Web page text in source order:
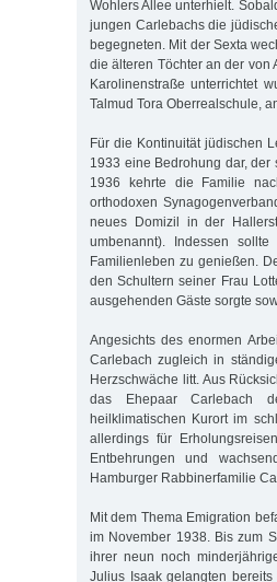
Wohlers Allee unterhielt.
jungen Carlebachs die
begegneten. Mit der Sexta
die älteren Töchter an der von
Karolinenstraße unterrichtet
Talmud Tora Oberrealschule,
Für die Kontinuität jüdischen
1933 eine Bedrohung dar, der
1936 kehrte die Familie
orthodoxen
neues Domizil in der
umbenannt). Indessen
Familienleben zu genießen.
den Schultern seiner Frau
ausgehenden Gäste sorgte
Angesichts des enormen
Carlebach zugleich in
Herzschwäche litt. Aus
das Ehepaar Carlebach
heilklimatischen Kurort im
allerdings für
Entbehrungen und
Hamburger Rabbinerfamilie
Mit dem Thema Emigration
im November 1938. Bis zum
ihrer neun noch
Julius Isaak gelangten